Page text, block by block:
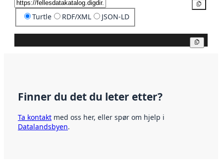
Turtle RDF/XML JSON-LD
Finner du det du leter etter?
Ta kontakt med oss her, eller spør om hjelp i
Datalandsbyen.